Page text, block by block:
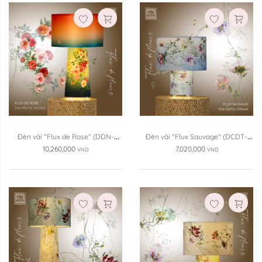
Đèn vải "Flux de Rose" (DDN-
HH01)
10,260,000 VND
Đèn vải "Flux Sauvage" (DCDT-
DN1c)
7,020,000 VND